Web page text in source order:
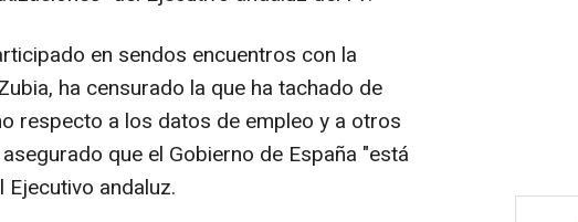
en sendos encuentros con la
ha censurado la que ha tachado de
respecto a los datos de empleo y a otros
que el Gobierno de España "está
andaluz.